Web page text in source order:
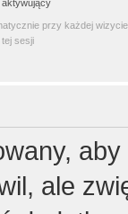
aktywujący
przy każdej wizycie
sesji
ale